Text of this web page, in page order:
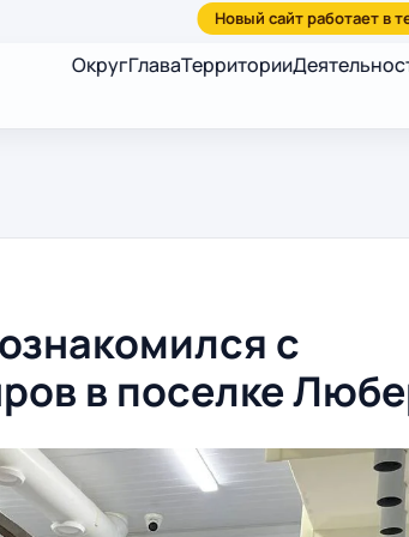
ОкругГлаваТерритории
с
в поселке